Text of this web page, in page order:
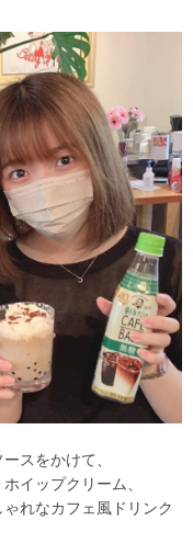
スをかけて、
イップクリーム、
れなカフェ風ドリンク